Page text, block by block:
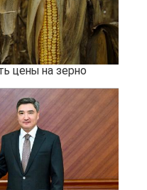
цены на зерно